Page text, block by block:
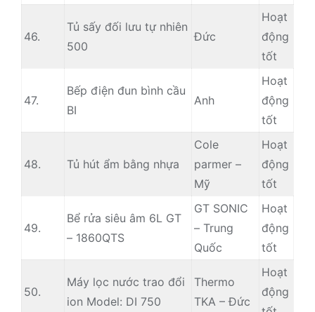
46.
Tủ sấy đối lưu tự nhiên
500
Đức
Hoạt
động
tốt
47.
Bếp điện đun bình cầu
BI
Anh
Hoạt
động
tốt
48. Tủ hút ẩm bằng nhựa
Cole
parmer –
Mỹ
Hoạt
động
tốt
49.
Bể rửa siêu âm 6L GT
– 1860QTS
GT SONIC
– Trung
Quốc
Hoạt
động
tốt
50.
Máy lọc nước trao đổi
ion Model: DI 750
Thermo
TKA – Đức
Hoạt
động